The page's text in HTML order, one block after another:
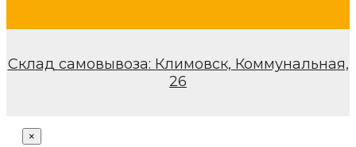
Склад самовывоза: Климовск, Коммунальная,
26
×